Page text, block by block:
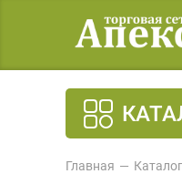
Главная Каталог